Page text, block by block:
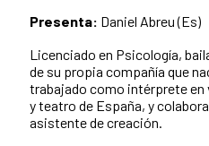
Presenta: Daniel Abreu (Es)
Licenciado en Psicología,
de su propia compañía que
trabajado como intérprete en
y teatro de España, y
asistente de creación.